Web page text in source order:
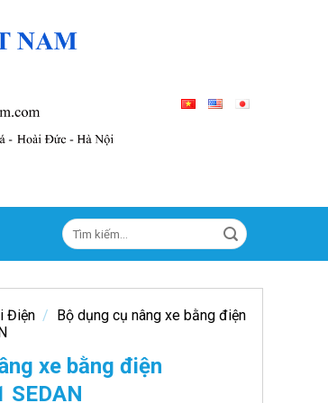
Tìm
kiếm:
Điện / Bộ dụng cụ nâng xe bằng điện
xe bằng điện
SEDAN